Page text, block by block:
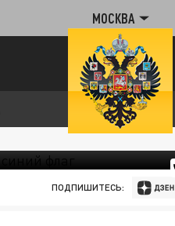
МОСКВА
ПОДПИШИТЕСЬ: